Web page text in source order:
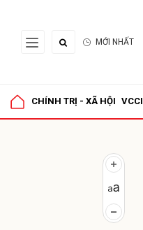
MỚI NHẤT
CHÍNH TRỊ - XÃ HỘI VCCI